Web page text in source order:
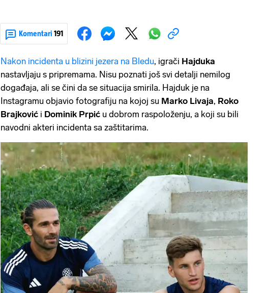
Komentari 191
Nakon incidenta u blizini jezera na Bledu, igrači Hajduka
nastavljaju s pripremama. Nisu poznati još svi detalji nemilog
događaja, ali se čini da se situacija smirila. Hajduk je na
Instagramu objavio fotografiju na kojoj su Marko Livaja, Roko
Brajković i Dominik Prpić u dobrom raspoloženju, a koji su bili
navodni akteri incidenta sa zaštitarima.